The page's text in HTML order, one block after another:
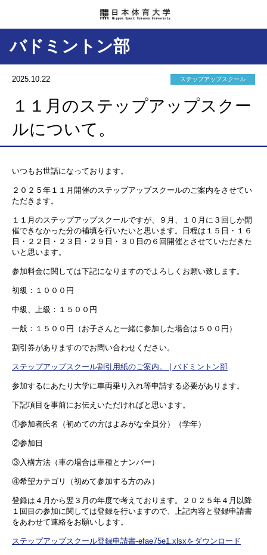
バドミントン部
2025.10.22 ステップアップスクール
１１月のステップアップスクー
ルについて。
いつもお世話になっております。
２０２５年１１月開催のステップアップスクールのご案内をさせてい
ただきます。
１１月のステップアップスクールですが、９月、１０月に３回しか開
催できなかった分の補填を行いたいと思います。日程は１５日・１６
日・２２日・２３日・２９日・３０日の６回開催とさせていただきた
いと思います。
参加料金に関しては下記になりますのでよろしくお願い致します。
初級：１０００円
中級、上級：１５００円
一般：１５００円（お子さんと一緒に参加した場合は５００円）
割引券がありますのでお問い合わせください。
ステップアップスクール割引用紙のご案内。 | バドミントン部
参加するにあたり大学に車両乗り入れ等申請する必要があります。
下記項目を事前にお伝えいただければと思います。
①参加者氏名（初めての方はよみがな全員分）（学年）
②参加日
③入構方法（車の場合は車種とナンバー）
④希望カテゴリ（初めて参加する方のみ）
登録は４月から翌３月の年度で考えております。２０２５年４月以降
１回目の参加に関しては登録を行いますので、上記内容と登録申請書
をあわせて連絡をお願いします。
ステップアップスクール登録申請書-efae75e1.xlsxをダウンロード